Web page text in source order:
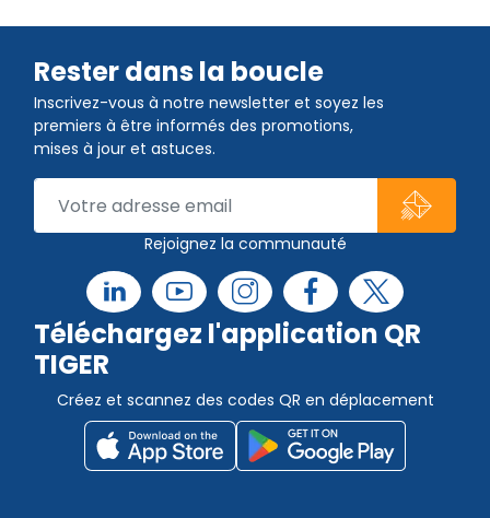
Rester dans la boucle
Inscrivez-vous à notre newsletter et soyez les
premiers à être informés des promotions,
mises à jour et astuces.
Rejoignez la communauté
Téléchargez l'application QR
TIGER
Créez et scannez des codes QR en déplacement